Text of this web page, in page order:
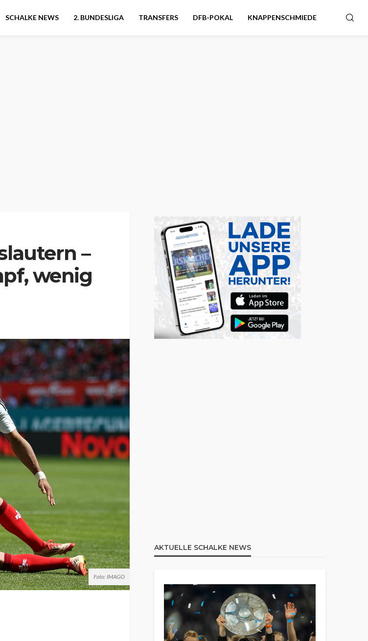
SCHALKE NEWS 2. BUNDESLIGA TRANSFERS DFB-POKAL KNAPPENSCHMIEDE
–
wenig
Foto: IMAGO
AKTUELLE SCHALKE NEWS